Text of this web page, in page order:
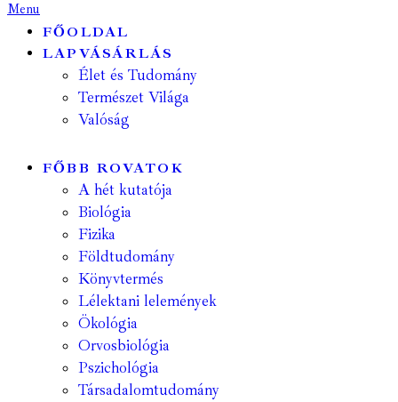
Menu
FŐOLDAL
LAPVÁSÁRLÁS
Élet és Tudomány
Természet Világa
Valóság
FŐBB ROVATOK
A hét kutatója
Biológia
Fizika
Földtudomány
Könyvtermés
Lélektani lelemények
Ökológia
Orvosbiológia
Pszichológia
Társadalomtudomány